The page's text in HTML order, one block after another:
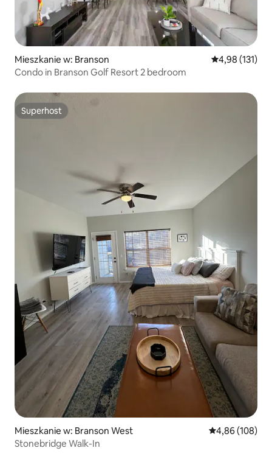
Mieszkanie w: Branson Średnia
4,98 (131)
Condo in Branson Golf Resort 2 bedroom
Superhost
Superhost
Mieszkanie w: Branson West Średnia
4,86 (108)
Stonebridge Walk-In